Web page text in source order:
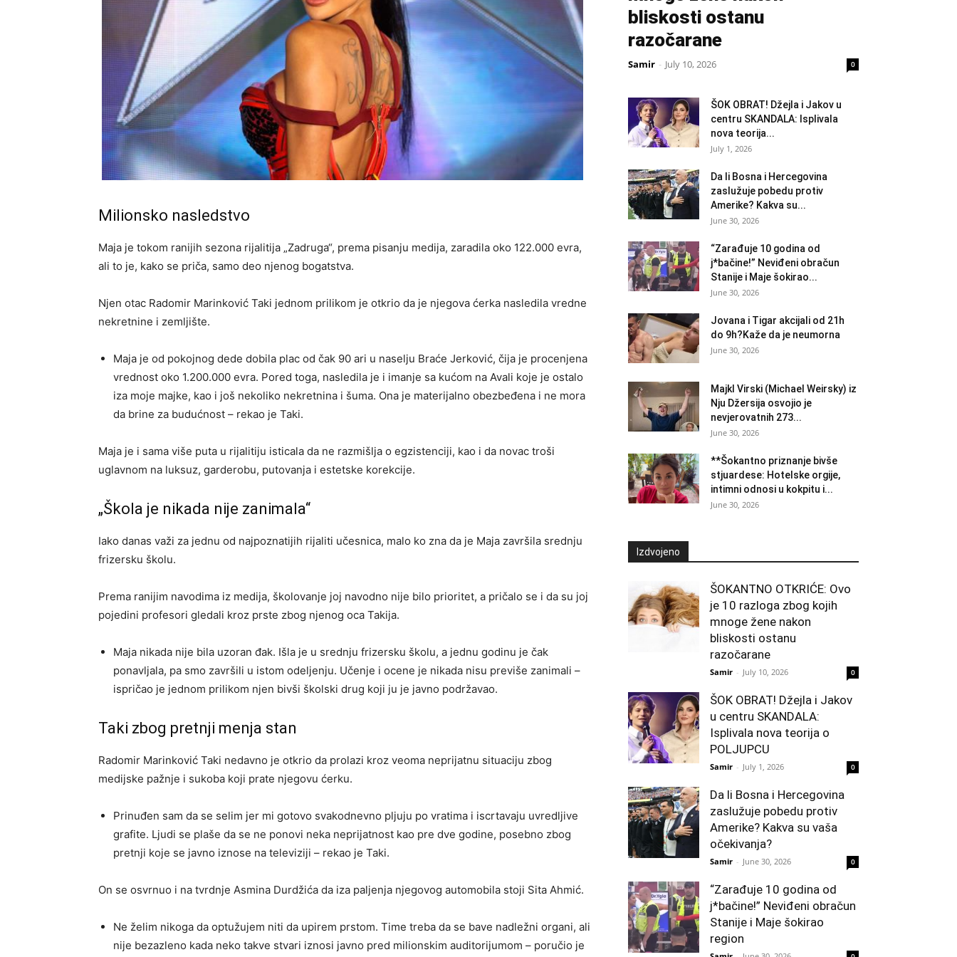
Milionsko nasledstvo
Maja je tokom ranijih sezona rijalitija „Zadruga“, prema pisanju medija, zaradila oko 122.000 evra,
ali to je, kako se priča, samo deo njenog bogatstva.
Njen otac Radomir Marinković Taki jednom prilikom je otkrio da je njegova ćerka nasledila vredne
nekretnine i zemljište.
Maja je od pokojnog dede dobila plac od čak 90 ari u naselju Braće Jerković, čija je procenjena
vrednost oko 1.200.000 evra. Pored toga, nasledila je i imanje sa kućom na Avali koje je ostalo
iza moje majke, kao i još nekoliko nekretnina i šuma. Ona je materijalno obezbeđena i ne mora
da brine za budućnost – rekao je Taki.
Maja je i sama više puta u rijalitiju isticala da ne razmišlja o egzistenciji, kao i da novac troši
uglavnom na luksuz, garderobu, putovanja i estetske korekcije.
„Škola je nikada nije zanimala“
Iako danas važi za jednu od najpoznatijih rijaliti učesnica, malo ko zna da je Maja završila srednju
frizersku školu.
Prema ranijim navodima iz medija, školovanje joj navodno nije bilo prioritet, a pričalo se i da su joj
pojedini profesori gledali kroz prste zbog njenog oca Takija.
Maja nikada nije bila uzoran đak. Išla je u srednju frizersku školu, a jednu godinu je čak
ponavljala, pa smo završili u istom odeljenju. Učenje i ocene je nikada nisu previše zanimali –
ispričao je jednom prilikom njen bivši školski drug koji ju je javno podržavao.
Taki zbog pretnji menja stan
Radomir Marinković Taki nedavno je otkrio da prolazi kroz veoma neprijatnu situaciju zbog
medijske pažnje i sukoba koji prate njegovu ćerku.
Prinuđen sam da se selim jer mi gotovo svakodnevno pljuju po vratima i iscrtavaju uvredljive
grafite. Ljudi se plaše da se ne ponovi neka neprijatnost kao pre dve godine, posebno zbog
pretnji koje se javno iznose na televiziji – rekao je Taki.
On se osvrnuo i na tvrdnje Asmina Durdžića da iza paljenja njegovog automobila stoji Sita Ahmić.
Ne želim nikoga da optužujem niti da upirem prstom. Time treba da se bave nadležni organi, ali
nije bezazleno kada neko takve stvari iznosi javno pred milionskim auditorijumom – poručio je
bliskosti ostanu
razočarane
Samir - July 10, 2026 0
ŠOK OBRAT! Džejla i Jakov u
centru SKANDALA: Isplivala
nova teorija...
July 1, 2026
Da li Bosna i Hercegovina
zaslužuje pobedu protiv
Amerike? Kakva su...
June 30, 2026
“Zarađuje 10 godina od
j*bačine!” Neviđeni obračun
Stanije i Maje šokirao...
June 30, 2026
Jovana i Tigar akcijali od 21h
do 9h?Kaže da je neumorna
June 30, 2026
Majkl Virski (Michael Weirsky) iz
Nju Džersija osvojio je
nevjerovatnih 273...
June 30, 2026
**Šokantno priznanje bivše
stjuardese: Hotelske orgije,
intimni odnosi u kokpitu i...
June 30, 2026
Izdvojeno
ŠOKANTNO OTKRIĆE: Ovo
je 10 razloga zbog kojih
mnoge žene nakon
bliskosti ostanu
razočarane
Samir - July 10, 2026 0
ŠOK OBRAT! Džejla i Jakov
u centru SKANDALA:
Isplivala nova teorija o
POLJUPCU
Samir - July 1, 2026 0
Da li Bosna i Hercegovina
zaslužuje pobedu protiv
Amerike? Kakva su vaša
očekivanja?
Samir - June 30, 2026 0
“Zarađuje 10 godina od
j*bačine!” Neviđeni obračun
Stanije i Maje šokirao
region